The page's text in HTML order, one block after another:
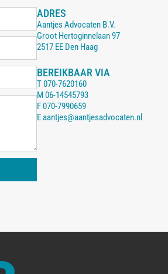
ADRES
Aantjes Advocaten B.V.
Groot Hertoginnelaan 97
2517 EE Den Haag
BEREIKBAAR VIA
T070-7620160
M06-14545793
F070-7990659
Eaantjes@aantjesadvocaten.nl